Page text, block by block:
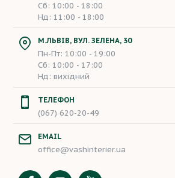
Сб: 10:00 - 18:00
Нд: 11:00 - 18:00
М.ЛЬВІВ, ВУЛ. ЗЕЛЕНА, 30
Пн-Пт: 10:00 - 19:00
Сб: 10:00 - 17:00
Нд: вихідний
ТЕЛЕФОН
(067) 620-20-49
EMAIL
office@vashinterier.ua